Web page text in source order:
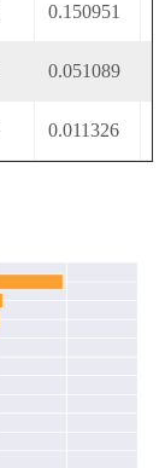
0.150951
0.051089
0.011326